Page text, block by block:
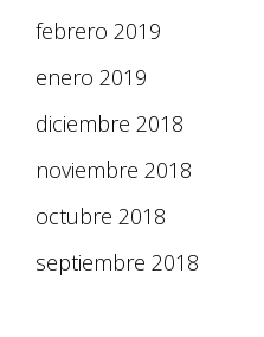
febrero 2019
enero 2019
diciembre 2018
noviembre 2018
octubre 2018
septiembre 2018